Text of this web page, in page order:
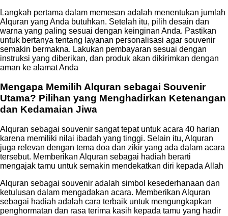
Langkah pertama dalam memesan adalah menentukan jumlah
Alquran yang Anda butuhkan. Setelah itu, pilih desain dan
warna yang paling sesuai dengan keinginan Anda. Pastikan
untuk bertanya tentang layanan personalisasi agar souvenir
semakin bermakna. Lakukan pembayaran sesuai dengan
instruksi yang diberikan, dan produk akan dikirimkan dengan
aman ke alamat Anda
Mengapa Memilih Alquran sebagai Souvenir
Utama? Pilihan yang Menghadirkan Ketenangan
dan Kedamaian Jiwa
Alquran sebagai souvenir sangat tepat untuk acara 40 harian
karena memiliki nilai ibadah yang tinggi. Selain itu, Alquran
juga relevan dengan tema doa dan zikir yang ada dalam acara
tersebut. Memberikan Alquran sebagai hadiah berarti
mengajak tamu untuk semakin mendekatkan diri kepada Allah
Alquran sebagai souvenir adalah simbol kesederhanaan dan
ketulusan dalam mengadakan acara. Memberikan Alquran
sebagai hadiah adalah cara terbaik untuk mengungkapkan
penghormatan dan rasa terima kasih kepada tamu yang hadir